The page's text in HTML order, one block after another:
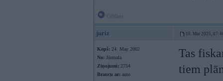
juriz 16. Mar 2025,
Kopš: 24. May 2002
No: Jūrmala
Ziņojumi: 2754
Braucu ar: auto
Tas
tiem